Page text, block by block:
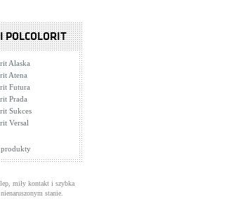
POLCOLORIT
Alaska
Atena
Futura
Prada
Sukces
Versal
produkty
miły kontakt i szybka
stanie.